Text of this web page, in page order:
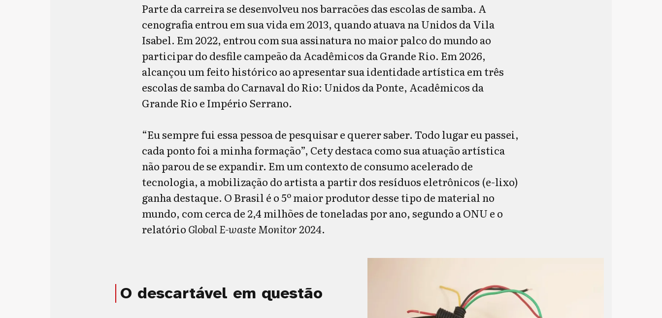
Parte da carreira se desenvolveu nos barracões das escolas de samba. A
cenografia entrou em sua vida em 2013, quando atuava na Unidos da Vila
Isabel. Em 2022, entrou com sua assinatura no maior palco do mundo ao
participar do desfile campeão da Acadêmicos da Grande Rio. Em 2026,
alcançou um feito histórico ao apresentar sua identidade artística em três
escolas de samba do Carnaval do Rio: Unidos da Ponte, Acadêmicos da
Grande Rio e Império Serrano.
“Eu sempre fui essa pessoa de pesquisar e querer saber. Todo lugar eu passei,
cada ponto foi a minha formação”, Cety destaca como sua atuação artística
não parou de se expandir. Em um contexto de consumo acelerado de
tecnologia, a mobilização do artista a partir dos resíduos eletrônicos (e-lixo)
ganha destaque. O Brasil é o 5º maior produtor desse tipo de material no
mundo, com cerca de 2,4 milhões de toneladas por ano, segundo a ONU e o
relatórioGlobal E-waste Monitor 2024.
O descartável em questão